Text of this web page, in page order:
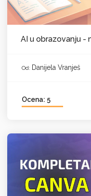
AI u obrazovanju -
Od: Danijela Vranješ
Ocena: 5